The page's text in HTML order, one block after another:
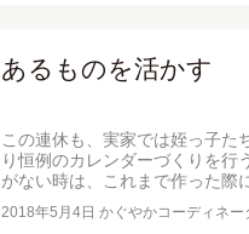
あるものを活かす
この連休も、実家では姪っ子た
り恒例のカレンダーづくりを
がない時は、これまで作った際
2018年5月4日 かぐやかコーディネ